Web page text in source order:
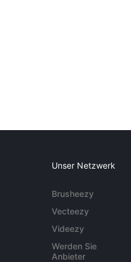
Unser Netzwerk
Brusheezy
Vecteezy
Videezy
Werden Sie
Anbieter